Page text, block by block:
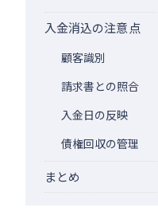
入金消込の注意点
顧客識別
請求書との照合
入金日の反映
債権回収の管理
まとめ